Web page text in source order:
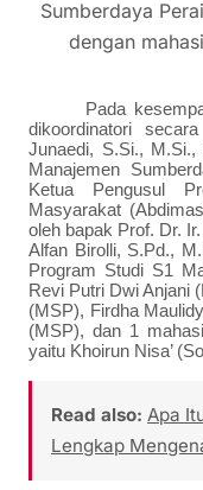
Sumberdaya
dengan
Pada
dikoordinatori
Junaedi, S.Si.,
Manajemen
Ketua Pengusul
Masyarakat
oleh bapak Prof. Dr.
Alfan Birolli, S.Pd.,
Program Studi S1
Revi Putri Dwi Anjani
(MSP), Firdha
(MSP), dan 1
yaitu Khoirun Nisa’
Read also: Apa
Lengkap